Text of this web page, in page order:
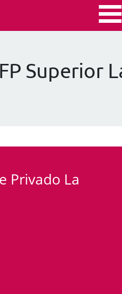
Superior
Privado La